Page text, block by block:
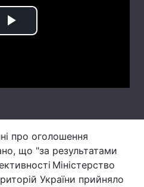
Play
про оголошення
що "за результатами
Міністерство
України прийняло